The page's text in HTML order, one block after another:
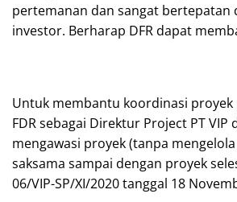
pertemanan dan sangat bertepatan
investor. Berharap DFR dapat
Untuk membantu koordinasi
FDR sebagai Direktur Project PT VIP
mengawasi proyek (tanpa
saksama sampai dengan proyek
06/VIP-SP/XI/2020 tanggal 18